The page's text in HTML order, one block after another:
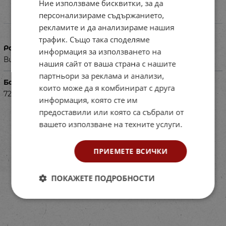
Характеристики
Размери в см
Височина - 90см, Размери на дъното - 35х35см
Баркод (ISBN, UPC, др.)
722433344
Ние използваме бисквитки, за да
персонализираме съдържанието,
рекламите и да анализираме нашия
трафик. Също така споделяме
информация за използването на
нашия сайт от ваша страна с нашите
партньори за реклама и анализи,
които може да я комбинират с друга
информация, която сте им
предоставили или която са събрали от
вашето използване на техните услуги.
ПРИЕМЕТЕ ВСИЧКИ
ПОКАЖЕТЕ ПОДРОБНОСТИ